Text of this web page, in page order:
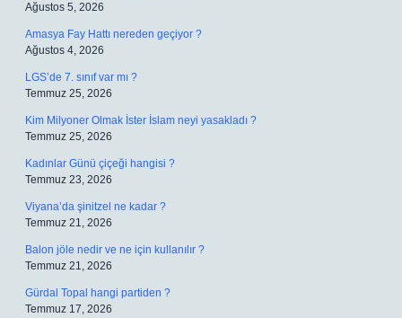
Ağustos 5, 2026
Amasya Fay Hattı nereden geçiyor ?
Ağustos 4, 2026
LGS’de 7. sınıf var mı ?
Temmuz 25, 2026
Kim Milyoner Olmak İster İslam neyi yasakladı ?
Temmuz 25, 2026
Kadınlar Günü çiçeği hangisi ?
Temmuz 23, 2026
Viyana’da şinitzel ne kadar ?
Temmuz 21, 2026
Balon jöle nedir ve ne için kullanılır ?
Temmuz 21, 2026
Gürdal Topal hangi partiden ?
Temmuz 17, 2026